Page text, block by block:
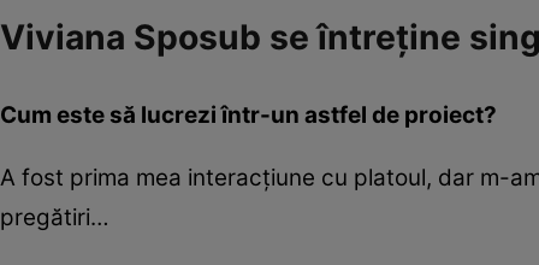
Viviana Sposub se întreține
Cum este să lucrezi într-un astfel de proiect?
A fost prima mea interacţiune cu platoul, dar m-
pregătiri…